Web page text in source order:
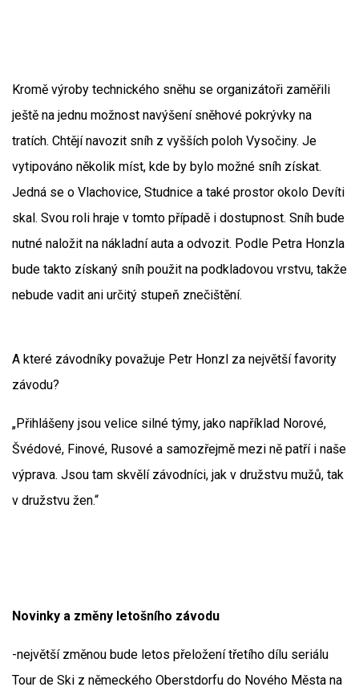
Kromě výroby technického sněhu se organizátoři zaměřili
ještě na jednu možnost navýšení sněhové pokrývky na
tratích. Chtějí navozit sníh z vyšších poloh Vysočiny. Je
vytipováno několik míst, kde by bylo možné sníh získat.
Jedná se o Vlachovice, Studnice a také prostor okolo Devíti
skal. Svou roli hraje v tomto případě i dostupnost. Sníh bude
nutné naložit na nákladní auta a odvozit. Podle Petra Honzla
bude takto získaný sníh použit na podkladovou vrstvu, takže
nebude vadit ani určitý stupeň znečištění.
A které závodníky považuje Petr Honzl za největší favority
závodu?
„Přihlášeny jsou velice silné týmy, jako například Norové,
Švédové, Finové, Rusové a samozřejmě mezi ně patří i naše
výprava. Jsou tam skvělí závodníci, jak v družstvu mužů, tak
v družstvu žen.“
Novinky a změny letošního závodu
-největší změnou bude letos přeložení třetího dílu seriálu
Tour de Ski z německého Oberstdorfu do Nového Města na